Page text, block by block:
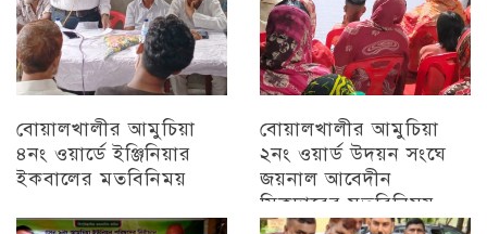
বোয়ালখালীর আমুচিয়া
৪নং ওয়ার্ডে ইঞ্জিনিয়ার
ইকবালের মতবিনিময়
চট্টগ্রাম
বোয়ালখালীর আমুচিয়া
২নং ওয়ার্ড উদয়ন সংঘে
জয়নাল আবেদীন
সিকদারের মতবিনিময়